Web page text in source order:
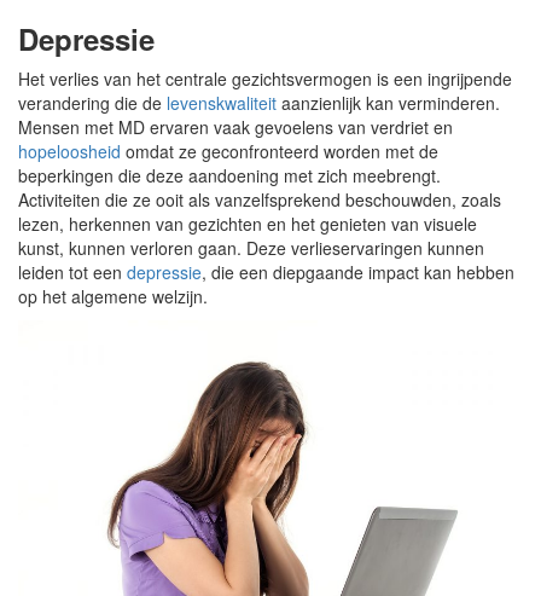
Depressie
Het verlies van het centrale gezichtsvermogen is een ingrijpende
verandering die de levenskwaliteit aanzienlijk kan verminderen.
Mensen met MD ervaren vaak gevoelens van verdriet en
hopeloosheid omdat ze geconfronteerd worden met de
beperkingen die deze aandoening met zich meebrengt.
Activiteiten die ze ooit als vanzelfsprekend beschouwden, zoals
lezen, herkennen van gezichten en het genieten van visuele
kunst, kunnen verloren gaan. Deze verlieservaringen kunnen
leiden tot een depressie, die een diepgaande impact kan hebben
op het algemene welzijn.